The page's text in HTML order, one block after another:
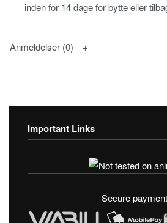
inden for 14 dage for bytte eller
Anmeldelser (0)
Important Links
Fortrolighedspolitik
Secure